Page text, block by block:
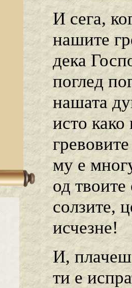
И сега,
нашите
дека
поглед
нашата
исто
му е
од
солзите,
исчезне!
И, плачеш
ти е